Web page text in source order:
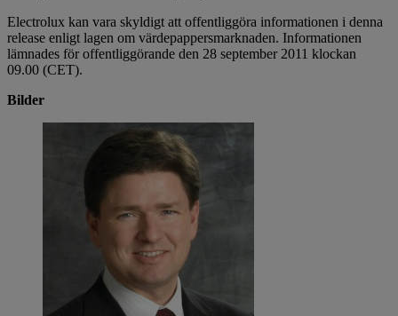
Electrolux kan vara skyldigt att offentliggöra informationen i denna
release enligt lagen om värdepappersmarknaden. Informationen
lämnades för offentliggörande den 28 september 2011 klockan
09.00 (CET).
Bilder